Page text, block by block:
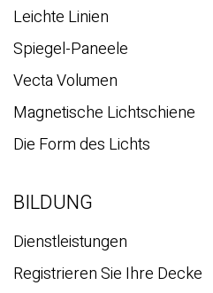
Leichte Linien
Spiegel-Paneele
Vecta Volumen
Magnetische Lichtschiene
Die Form des Lichts
BILDUNG
Dienstleistungen
Registrieren Sie Ihre Decke